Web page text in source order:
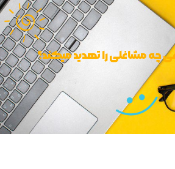
چه مشاغلی را تهدید میکند؟